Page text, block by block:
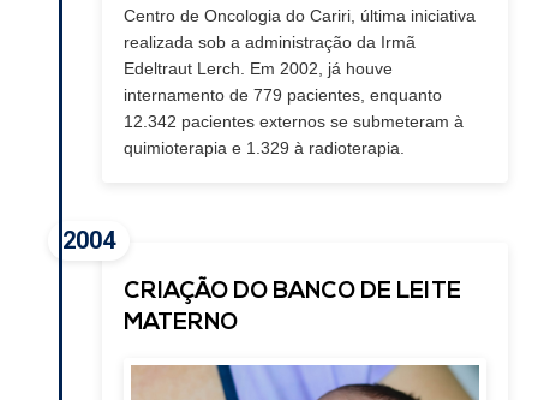
Centro de Oncologia do Cariri, última iniciativa
realizada sob a administração da Irmã
Edeltraut Lerch. Em 2002, já houve
internamento de 779 pacientes, enquanto
12.342 pacientes externos se submeteram à
quimioterapia e 1.329 à radioterapia.
2004
CRIAÇÃO DO BANCO DE LEITE
MATERNO